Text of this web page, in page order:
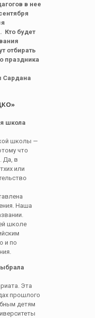
в нее
Кто будет
отбирать
праздника
Сардана
школа
школы —
что
Да, в
или
Наша
школе
и по
Эта
прошлого
детям